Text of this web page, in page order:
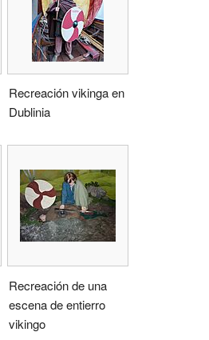
Recreación vikinga en
Dublinia
Recreación de una
escena de entierro
vikingo